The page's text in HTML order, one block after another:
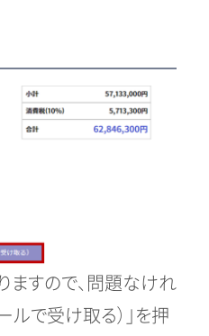
すので、問題なけれ
ルで受け取る）」を押